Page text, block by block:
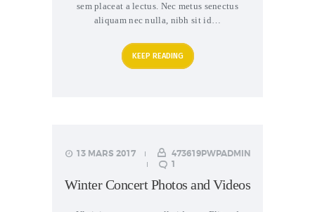
sem placeat a lectus. Nec metus senectus
aliquam nec nulla, nibh sit id…
KEEP READING
13 MARS 2017
473619PWPADMIN
1
Winter Concert Photos and Videos